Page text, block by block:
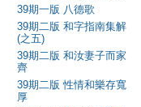
39期一版 八德歌
39期二版 和字指南集解
(之五)
39期二版 和汝妻子而家
齊
39期二版 性情和樂存寬
厚